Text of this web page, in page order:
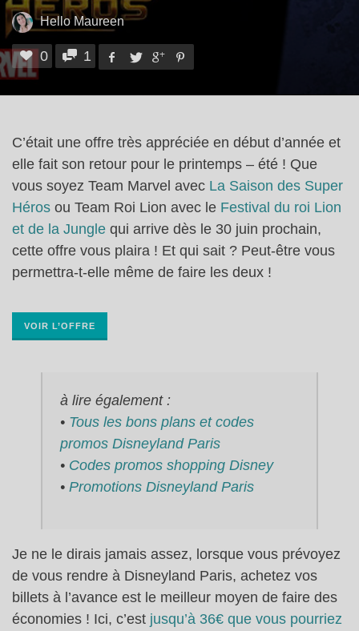
Hello Maureen
0 1
C’était une offre très appréciée en début d’année et
elle fait son retour pour le printemps – été ! Que
vous soyez Team Marvel avec La Saison des Super
Héros ou Team Roi Lion avec le Festival du roi Lion
et de la Jungle qui arrive dès le 30 juin prochain,
cette offre vous plaira ! Et qui sait ? Peut-être vous
permettra-t-elle même de faire les deux !
VOIR L’OFFRE
à lire également :
• Tous les bons plans et codes
promos Disneyland Paris
• Codes promos shopping Disney
• Promotions Disneyland Paris
Je ne le dirais jamais assez, lorsque vous prévoyez
de vous rendre à Disneyland Paris, achetez vos
billets à l’avance est le meilleur moyen de faire des
économies ! Ici, c’est jusqu’à 36€ que vous pourriez